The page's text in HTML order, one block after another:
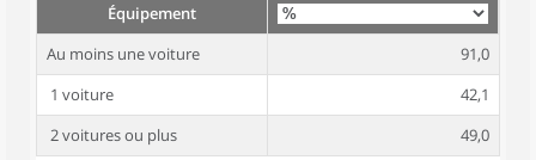
Équipement
Au moins une voiture
91,0
1 voiture
42,1
2 voitures ou plus
49,0